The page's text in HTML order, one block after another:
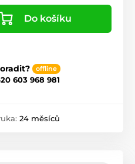
Do košíku
offline
603 968 981
24 měsíců